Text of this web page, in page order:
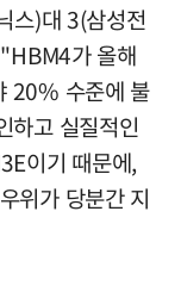
스)대 3(삼성전
가 올해
20% 수준에 불
하고 실질적인
이기 때문에,
위가 당분간 지